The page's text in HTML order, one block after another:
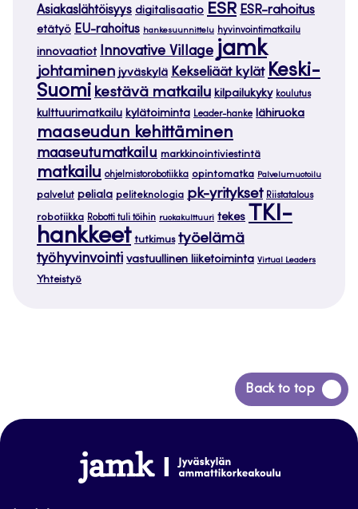
Asiakaslähtöisyys digitalisaatio ESR ESR-rahoitus
etätyö EU-rahoitus hankesuunnittelu hyvinvointimatkailu
innovaatiot Innovative Village jamk
johtaminen jyväskylä Kekseliäät kylät Keski-
Suomi kestävä matkailu kilpailukyky koulutus
kulttuurimatkailu kylätoiminta Leader-hanke lähiruoka
maaseudun kehittäminen
maaseutumatkailu markkinointiviestintä
matkailu ohjelmistorobotiikka opintomatka Palvelumuotoilu
palvelut peliala peliteknologia pk-yritykset Riistatalous
robotiikka Robotti tuli töihin ruokakulttuuri tekes
TKI-
hankkeet tutkimus työelämä
työhyvinvointi vastuullinen liiketoiminta Virtual Leaders
Yhteistyö
Back to top
Siirry
takaisin
www.jamk.fi